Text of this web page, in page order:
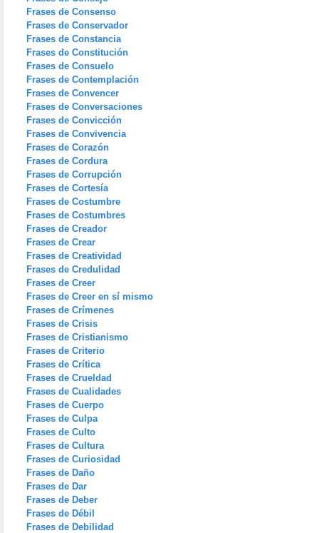
Frases de Consenso
Frases de Conservador
Frases de Constancia
Frases de Constitución
Frases de Consuelo
Frases de Contemplación
Frases de Convencer
Frases de Conversaciones
Frases de Convicción
Frases de Convivencia
Frases de Corazón
Frases de Cordura
Frases de Corrupción
Frases de Cortesía
Frases de Costumbre
Frases de Costumbres
Frases de Creador
Frases de Crear
Frases de Creatividad
Frases de Credulidad
Frases de Creer
Frases de Creer en sí mismo
Frases de Crímenes
Frases de Crisis
Frases de Cristianismo
Frases de Criterio
Frases de Crítica
Frases de Crueldad
Frases de Cualidades
Frases de Cuerpo
Frases de Culpa
Frases de Culto
Frases de Cultura
Frases de Curiosidad
Frases de Daño
Frases de Dar
Frases de Deber
Frases de Débil
Frases de Debilidad